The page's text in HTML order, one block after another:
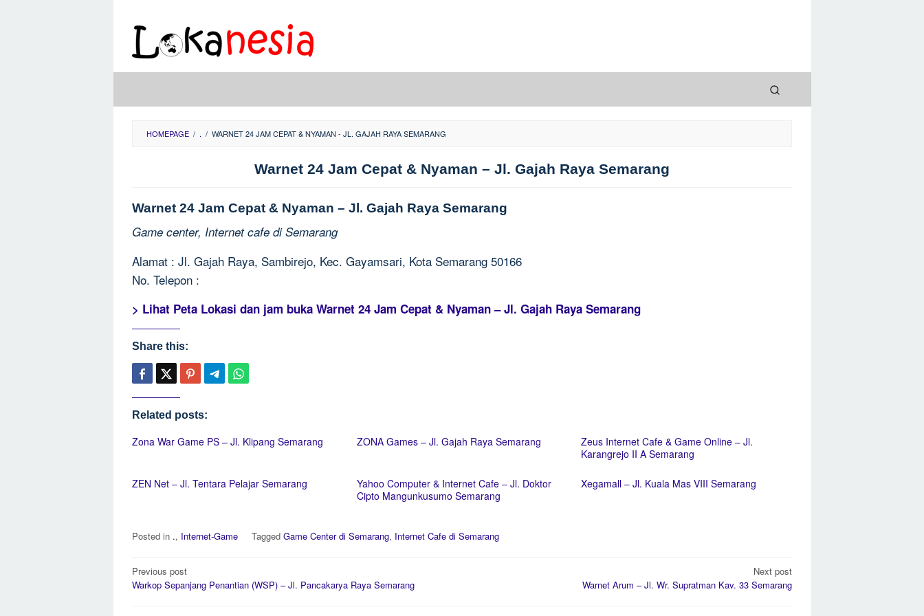
content
HOMEPAGE / . / WARNET 24 JAM CEPAT & NYAMAN - JL. GAJAH RAYA SEMARANG
Warnet 24 Jam Cepat & Nyaman – Jl. Gajah Raya Semarang
Warnet 24 Jam Cepat & Nyaman – Jl. Gajah Raya Semarang
Game center, Internet cafe di Semarang
Alamat : Jl. Gajah Raya, Sambirejo, Kec. Gayamsari, Kota Semarang 50166
No. Telepon :
> Lihat Peta Lokasi dan jam buka Warnet 24 Jam Cepat & Nyaman – Jl. Gajah Raya Semarang
Share this:
Related posts:
Zona War Game PS – Jl. Klipang Semarang ZONA Games – Jl. Gajah Raya Semarang
Zeus Internet Cafe & Game Online – Jl.
Karangrejo II A Semarang
ZEN Net – Jl. Tentara Pelajar Semarang
Yahoo Computer & Internet Cafe – Jl. Doktor
Cipto Mangunkusumo Semarang
Xegamall – Jl. Kuala Mas VIII Semarang
Posted in ., Internet-Game Tagged Game Center di Semarang, Internet Cafe di Semarang
Post
navigation
Previous post
Warkop Sepanjang Penantian (WSP) – Jl. Pancakarya Raya Semarang
Next post
Warnet Arum – Jl. Wr. Supratman Kav. 33 Semarang